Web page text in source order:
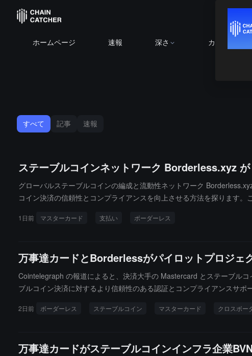
ホームページ 速報 深さ カレンダー
すべて 記事 速報
ステーブルコインネットワーク Borderless.xyz
グローバルステーブルコインの編成と流動性ネットワーク
コイン決済の信頼性とコンプライアンスを向上させる方法を探ります
oywe が含まれます。
1日前 マスターカード 支払い ボーダーレス
万事達カードとBorderlessがパイロットプロジェ
Cointelegraph の報道によると、決済大手の Mastercard とステーブル
ブルコイン決済に対するより信頼性のある認証とコンプライアンスサ
をテストすると述べています。Mastercard Crypto Credential フレーム
金を処理または決済しないと述べました。この協力は、Mastercard が
2日前 ボーダーレス ステーブルコイン マスターカード クロスボー
万事達カードがステーブルコインインフラ企業